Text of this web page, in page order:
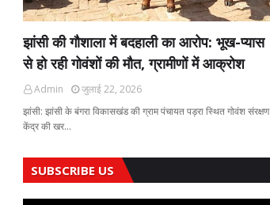
झांसी की गौशाला में बदहाली का आरोप: भूख-प्यास
से हो रही गोवंशों की मौत, ग्रामीणों में आक्रोश
Admin
जुलाई 22, 2026
झांसी: झांसी के बंगरा विकासखंड की ग्राम पंचायत पड़रा स्थित गोवंश संरक्षण
केंद्र की खर…
SUBSCRIBE US